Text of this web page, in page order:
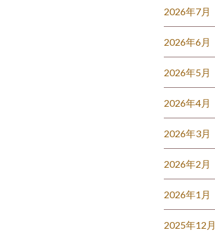
2026年7月
2026年6月
2026年5月
2026年4月
2026年3月
2026年2月
2026年1月
2025年12月